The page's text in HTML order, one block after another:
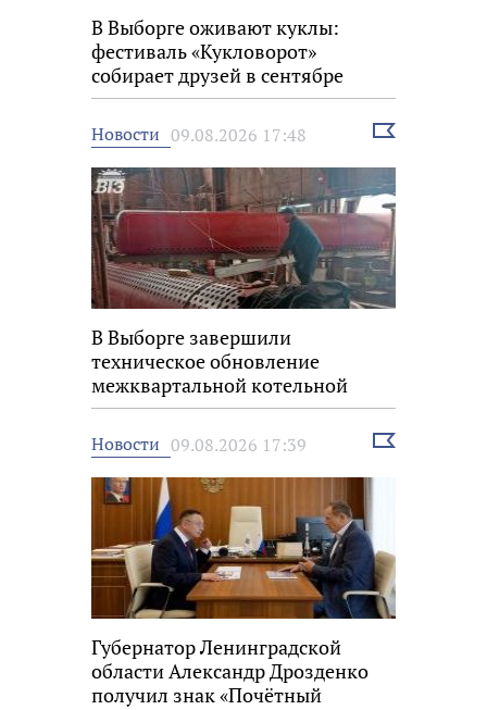
В Выборге оживают куклы:
фестиваль «Кукловорот»
собирает друзей в сентябре
Новости 09.08.2026 17:48
Выбрать
В Выборге завершили
техническое обновление
межквартальной котельной
Новости 09.08.2026 17:39
Выбрать
Губернатор Ленинградской
области Александр Дрозденко
получил знак «Почётный